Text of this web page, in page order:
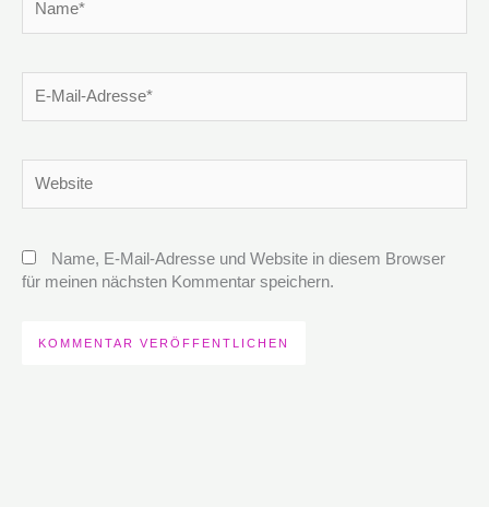
Mail-
Name, E-Mail-Adresse und Website in diesem Browser
für meinen nächsten Kommentar speichern.